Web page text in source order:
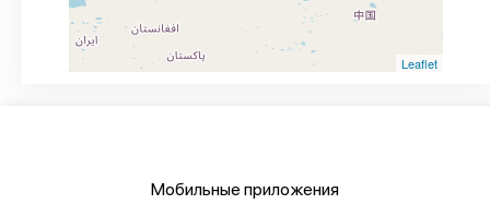
Leaflet
Мобильные приложения